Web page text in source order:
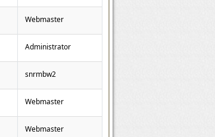
Webmaster
Administrator
snrmbw2
Webmaster
Webmaster